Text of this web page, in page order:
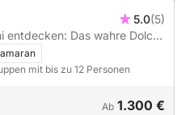
5.0(5)
entdecken: Das wahre Dolce
mit bis zu 12 Personen
Ab 1.300 €